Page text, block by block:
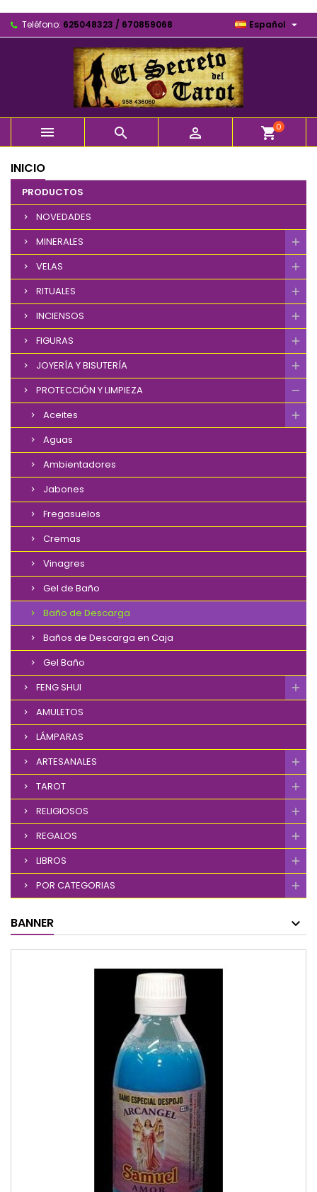
Teléfono: 625048323 / 670859068 Español 
   shopping_cart0
INICIO
PRODUCTOS
NOVEDADES
MINERALES
VELAS
RITUALES
INCIENSOS
FIGURAS
JOYERÍA Y BISUTERÍA
PROTECCIÓN Y LIMPIEZA
Aceites
Aguas
Ambientadores
Jabones
Fregasuelos
Cremas
Vinagres
Gel de Baño
Baño de Descarga
Baños de Descarga en Caja
Gel Baño
FENG SHUI
AMULETOS
LÁMPARAS
ARTESANALES
TAROT
RELIGIOSOS
REGALOS
LIBROS
POR CATEGORIAS
BANNER